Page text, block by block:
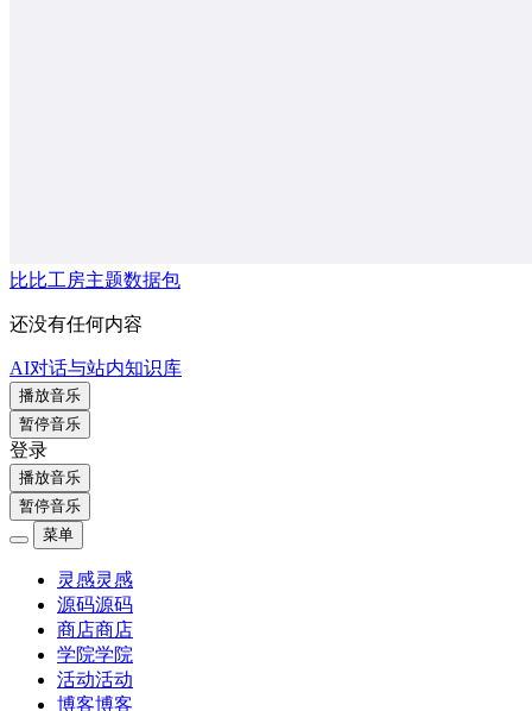
比比工房主题数据包
还没有任何内容
AI对话与站内知识库
播放音乐
暂停音乐
登录
播放音乐
暂停音乐
菜单
灵感灵感
源码源码
商店商店
学院学院
活动活动
博客博客